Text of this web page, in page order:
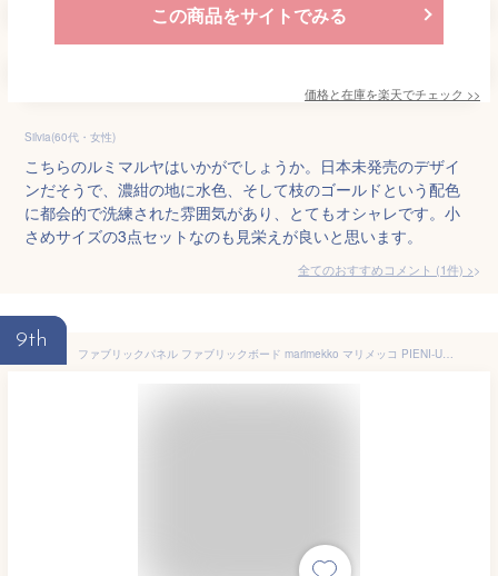
この商品をサイトでみる
価格と在庫を楽天でチェック >>
Silvia(60代・女性)
こちらのルミマルヤはいかがでしょうか。日本未発売のデザイ
ンだそうで、濃紺の地に水色、そして枝のゴールドという配色
に都会的で洗練された雰囲気があり、とてもオシャレです。小
さめサイズの3点セットなのも見栄えが良いと思います。
全てのおすすめコメント (1件) >
9th
ファブリックパネル ファブリックボード marimekko マリメッコ PIENI-UNIKKO(BEI2)ピエニウニッコ[SIZE：W130×H45cm]各サイズ選べます優しく柔らかい印象